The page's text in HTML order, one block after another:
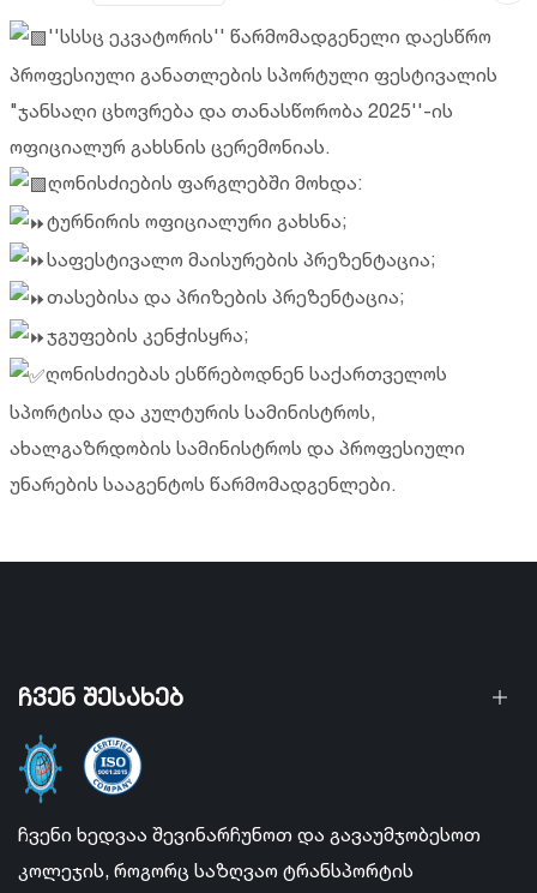
''სსსც ეკვატორის'' წარმომადგენელი დაესწრო
პროფესიული განათლების სპორტული ფესტივალის
"ჯანსაღი ცხოვრება და თანასწორობა 2025''-ის
ოფიციალურ გახსნის ცერემონიას.
ღონისძიების ფარგლებში მოხდა:
ტურნირის ოფიციალური გახსნა;
საფესტივალო მაისურების პრეზენტაცია;
თასებისა და პრიზების პრეზენტაცია;
ჯგუფების კენჭისყრა;
ღონისძიებას ესწრებოდნენ საქართველოს
სპორტისა და კულტურის სამინისტროს,
ახალგაზრდობის სამინისტროს და პროფესიული
უნარების სააგენტოს წარმომადგენლები.
ჩვენ შესახებ
ჩვენი ხედვაა შევინარჩუნოთ და გავაუმჯობესოთ
კოლეჯის, როგორც საზღვაო ტრანსპორტის